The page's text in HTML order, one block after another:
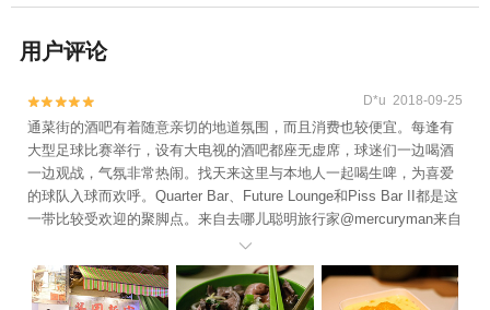
用户评论

 D*u 2018-09-25
通菜街的酒吧有着随意亲切的地道氛围，而且消费也较便宜。每逢有
大型足球比赛举行，设有大电视的酒吧都座无虚席，球迷们一边喝酒
一边观战，气氛非常热闹。找天来这里与本地人一起喝生啤，为喜爱
的球队入球而欢呼。Quarter Bar、Future Lounge和Piss Bar II都是这
一带比较受欢迎的聚脚点。来自去哪儿聪明旅行家@mercuryman来自
去哪儿聪明旅行家@baozoushenlong来自去哪儿聪明旅行家@韵_Evi
an甜品要不要？来自去哪儿聪明旅行家@mercuryman
